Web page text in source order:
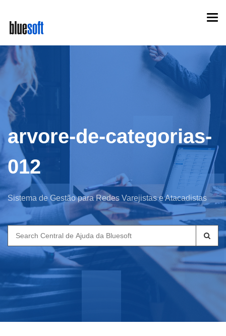
main
content
arvore-de-categorias-
012
Sistema de Gestão para Redes Varejistas e Atacadistas
Search
for: